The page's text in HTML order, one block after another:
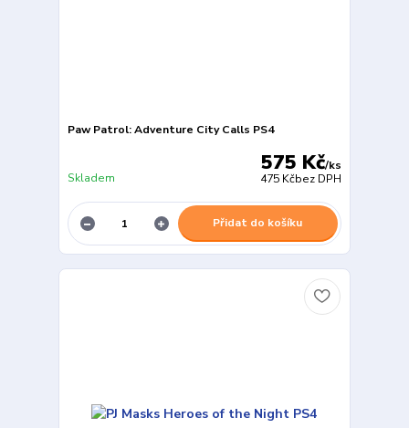
Paw Patrol: Adventure City Calls PS4
575 Kč/ks
475 Kčbez DPH
Skladem
Přidat do košíku